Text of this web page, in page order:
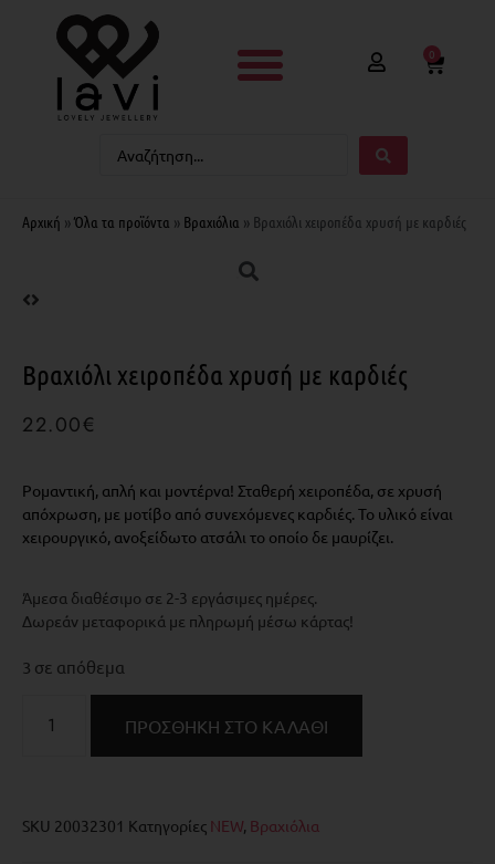
0
Αρχική »Όλα τα προϊόντα » Βραχιόλια » Βραχιόλι χειροπέδα χρυσή με καρδιές
Βραχιόλι χειροπέδα χρυσή με καρδιές
22.00€
Ρομαντική, απλή και μοντέρνα! Σταθερή χειροπέδα, σε χρυσή
απόχρωση, με μοτίβο από συνεχόμενες καρδιές. Το υλικό είναι
χειρουργικό, ανοξείδωτο ατσάλι το οποίο δε μαυρίζει.
Άμεσα διαθέσιμο σε 2-3 εργάσιμες ημέρες.
Δωρεάν μεταφορικά με πληρωμή μέσω κάρτας!
3 σε απόθεμα
ΠΡΟΣΘΉΚΗ ΣΤΟ ΚΑΛΆΘΙ
SKU 20032301 Κατηγορίες NEW, Βραχιόλια